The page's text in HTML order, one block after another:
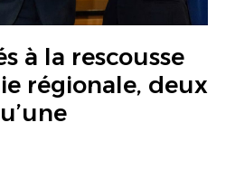
à la rescousse
régionale, deux